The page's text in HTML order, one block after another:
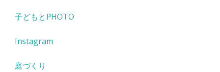
子どもとPHOTO
Instagram
庭づくり